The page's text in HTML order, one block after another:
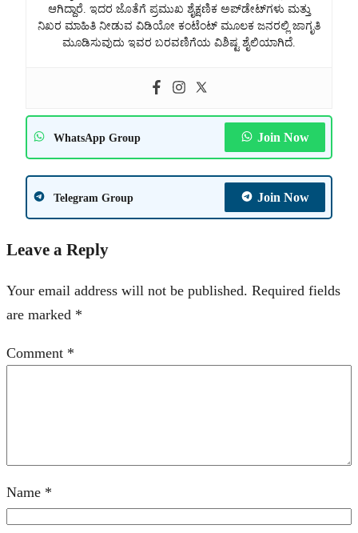
ಆಗಿದ್ದಾರೆ. ಇದರ ಜೊತೆಗೆ ಪ್ರಮುಖ ಶೈಕ್ಷಣಿಕ ಅಪ್‌ಡೇಟ್‌ಗಳು ಮತ್ತು
ನಿಖರ ಮಾಹಿತಿ ನೀಡುವ ವಿಡಿಯೋ ಕಂಟೆಂಟ್ ಮೂಲಕ ಜನರಲ್ಲಿ ಜಾಗೃತಿ
ಮೂಡಿಸುವುದು ಇವರ ಬರವಣಿಗೆಯ ವಿಶಿಷ್ಟ ಶೈಲಿಯಾಗಿದೆ.
WhatsApp Group Join Now
Telegram Group Join Now
Leave a Reply
Your email address will not be published. Required fields
are marked *
Comment *
Name *